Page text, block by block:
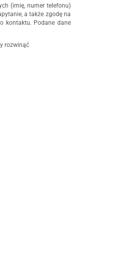
(imię, numer telefonu)
a także zgodę na
kontaktu. Podane dane
rozwinąć